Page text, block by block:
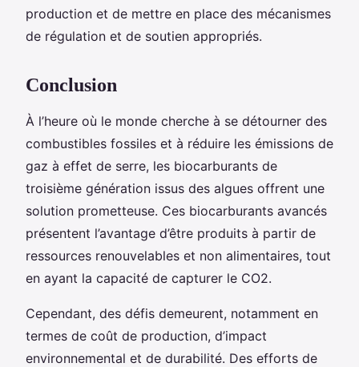
production et de mettre en place des mécanismes
de régulation et de soutien appropriés.
Conclusion
À l’heure où le monde cherche à se détourner des
combustibles fossiles et à réduire les émissions de
gaz à effet de serre, les biocarburants de
troisième génération issus des algues offrent une
solution prometteuse. Ces biocarburants avancés
présentent l’avantage d’être produits à partir de
ressources renouvelables et non alimentaires, tout
en ayant la capacité de capturer le CO2.
Cependant, des défis demeurent, notamment en
termes de coût de production, d’impact
environnemental et de durabilité. Des efforts de